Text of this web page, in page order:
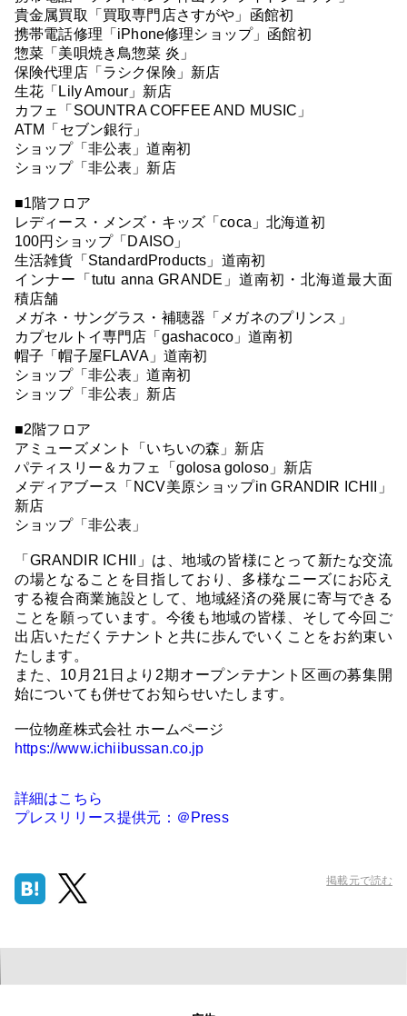
貴金属買取「買取専門店さすがや」函館初
携帯電話修理「iPhone修理ショップ」函館初
惣菜「美唄焼き鳥惣菜 炎」
保険代理店「ラシク保険」新店
生花「Lily Amour」新店
カフェ「SOUNTRA COFFEE AND MUSIC」
ATM「セブン銀行」
ショップ「非公表」道南初
ショップ「非公表」新店
■1階フロア
レディース・メンズ・キッズ「coca」北海道初
100円ショップ「DAISO」
生活雑貨「StandardProducts」道南初
インナー「tutu anna GRANDE」道南初・北海道最大面
積店舗
メガネ・サングラス・補聴器「メガネのプリンス」
カプセルトイ専門店「gashacoco」道南初
帽子「帽子屋FLAVA」道南初
ショップ「非公表」道南初
ショップ「非公表」新店
■2階フロア
アミューズメント「いちいの森」新店
パティスリー＆カフェ「golosa goloso」新店
メディアブース「NCV美原ショップin GRANDIR ICHII」
新店
ショップ「非公表」
「GRANDIR ICHII」は、地域の皆様にとって新たな交流
の場となることを目指しており、多様なニーズにお応え
する複合商業施設として、地域経済の発展に寄与できる
ことを願っています。今後も地域の皆様、そして今回ご
出店いただくテナントと共に歩んでいくことをお約束い
たします。
また、10月21日より2期オープンテナント区画の募集開
始についても併せてお知らせいたします。
一位物産株式会社 ホームページ
https://www.ichiibussan.co.jp
詳細はこちら
プレスリリース提供元：＠Press
掲載元で読む